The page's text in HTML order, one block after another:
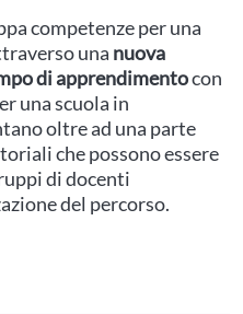
competenze per una
una nuova
di apprendimentocon
una scuola in
oltre ad una parte
che possono essere
di docenti
del percorso.